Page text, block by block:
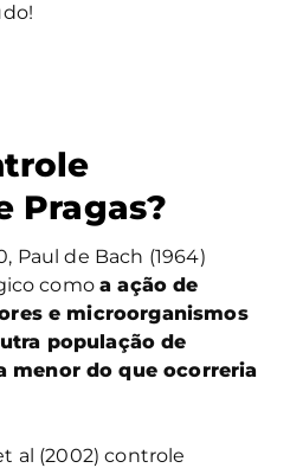
Pragas?
Paul de Bach (1964)
comoa ação de
e microorganismos
população de
menor do que ocorreria
al (2002) controle